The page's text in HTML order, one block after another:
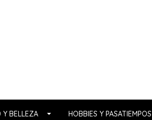
Y BELLEZA HOBBIES Y PASATIEMPOS